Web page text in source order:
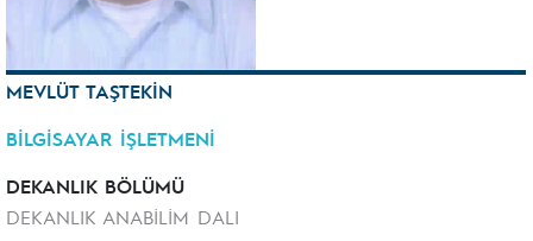
MEVLÜT TAŞTEKİN
BİLGİSAYAR İŞLETMENİ
DEKANLIK BÖLÜMÜ
DEKANLIK ANABİLİM DALI